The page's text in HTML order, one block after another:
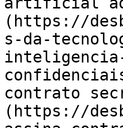
(https://
s-da-
contrato
(https://